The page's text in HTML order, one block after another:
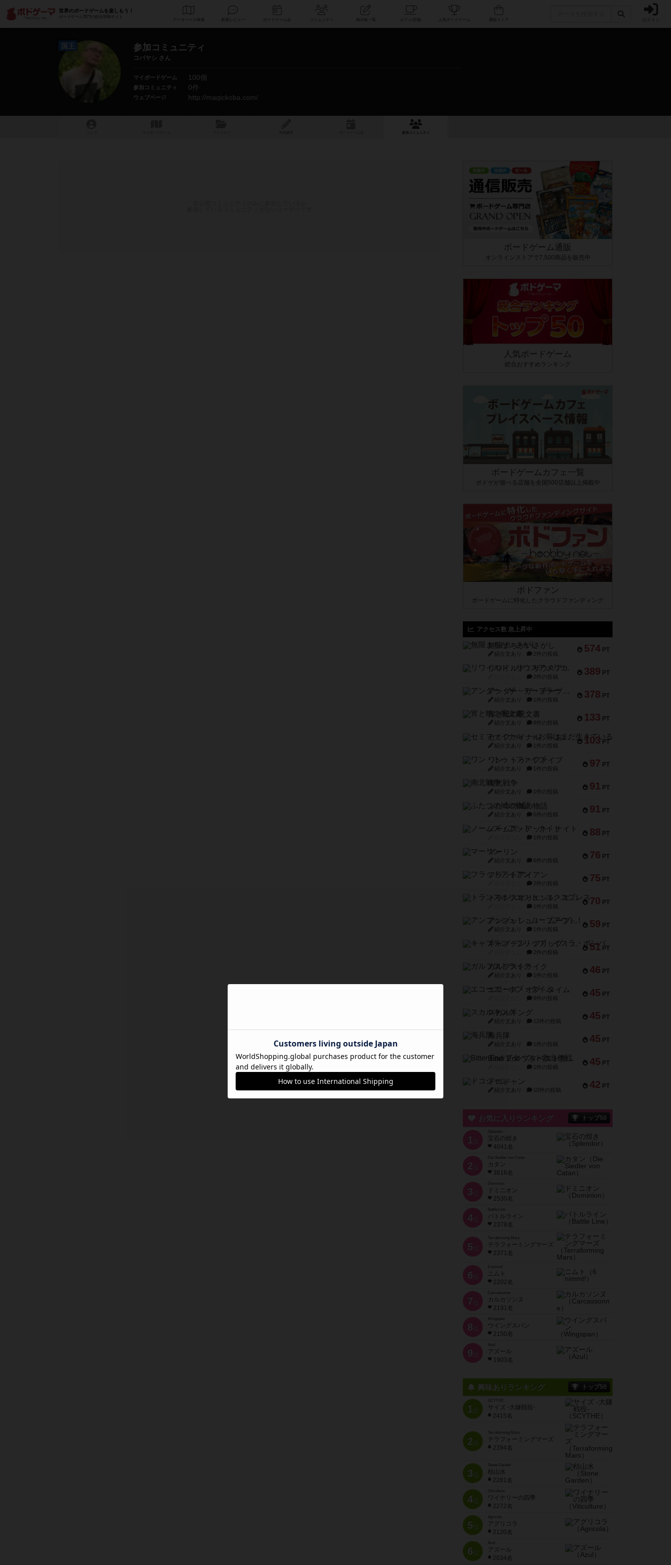
世界のボードゲームを楽しもう！
ボードゲーム専門の総合情報サイト
データベース コミュニティ 人気ボードゲーム ログイン
国王 参加コミュニティ
コバヤシ さん
マイボードゲーム 100個
参加コミュニティ 0件
ウェブページ http://magickoba.com/
コミュニティ
ボードゲーム通販
オンラインストアで7,500商品を販売中
人気ボードゲーム
総合おすすめランキング
ボードゲームカフェ一覧
ボドゲが遊べる店舗を全国500店舗以上掲載中
ボドファン
ボードゲームに特化したクラウドファンディング
アクセス数 急上昇中
574 PT
無限まちがいさがし
紹介文あり 2件の投稿
389 PT
リワイルド：サウスアメリカ
2件の投稿
378 PT
アンダー・ザ・テーブラー
紹介文あり 1件の投稿
133 PT
宵と暁の呪文書
紹介文あり 8件の投稿
103 PT
セミファイナル ～お前はまだ生きている～
紹介文あり 1件の投稿
97 PT
ワン・トゥ・ファイブ
紹介文あり 1件の投稿
91 PT
南北戦争
紹介文あり 1件の投稿
91 PT
ふたつの城の物語
紹介文あり 6件の投稿
88 PT
ノームズ・アット・ナイト
1件の投稿
76 PT
マーリン
紹介文あり 6件の投稿
75 PT
フラットアイアン
2件の投稿
70 PT
トランスオリエント・エクスプレス
1件の投稿
59 PT
アンブッシュ！：ムーブアウト！
紹介文あり 1件の投稿
51 PT
キャプテン・フリップ：イスラ・ボンバ
2件の投稿
46 PT
ガルフストライク
紹介文あり 1件の投稿
45 PT
エコーズ・オブ・タイム
8件の投稿
45 PT
スカルキング
紹介文あり 12件の投稿
45 PT
海兵隊
紹介文あり 1件の投稿
45 PT
Bitter End ブタペスト救出作戦
1件の投稿
42 PT
ドコジャン
紹介文あり 10件の投稿
お気に入りランキング トップ50
1 位
Splendor
宝石の煌き
4041名
2位
Die Siedler von Catan
カタン
3616名
3位
Dominion
ドミニオン
2530名
4位
Battle Line
バトルライン
2378名
5位
Terraforming Mars
テラフォーミングマーズ
2371名
6位
6 nimmt!
ニムト
2202名
7位
Carcassonne
カルカソンヌ
2191名
8位
Wingspan
ウイングスパン
2150名
9位
Azul
アズール
1903名
興味ありランキング トップ50
1位
SCYTHE
サイズ -大鎌戦役-
2415名
2位
Terraforming Mars
テラフォーミングマーズ
2394名
3位
Stone Garden
枯山水
2281名
4位
Viticulture
ワイナリーの四季
2272名
5位
Agricola
アグリコラ
2120名
6位
Azul
アズール
2034名